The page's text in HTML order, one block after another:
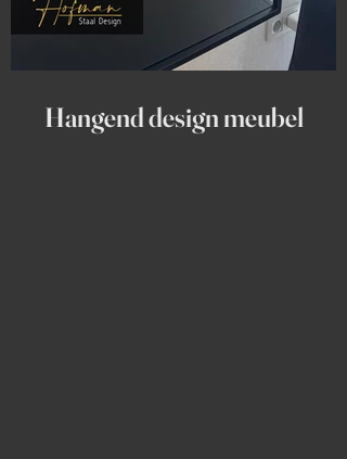
Hangend design meubel